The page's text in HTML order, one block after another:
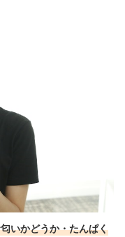
いかどうか・たんぱく